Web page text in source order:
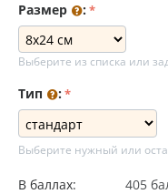
Размер :
Выберите из списка или
Тип :
Выберите нужный или
В баллах:
405